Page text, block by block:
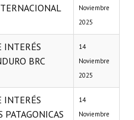
Noviembre
2025
INTERÉS
BRC
14
Noviembre
2025
INTERÉS
PATAGONICAS
14
Noviembre